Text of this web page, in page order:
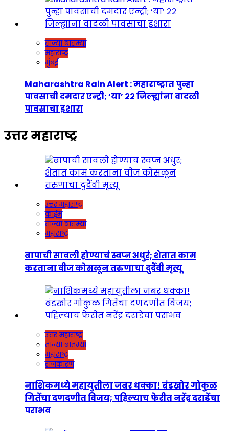
ताज्या बातम्या
महाराष्ट्र
मुंबई
Maharashtra Rain Alert : महाराष्ट्रात पुन्हा
पावसाची दमदार एन्ट्री; ‘या’ २२ जिल्ह्यांना वादळी
पावसाचा इशारा
उत्तर महाराष्ट्र
उत्तर महाराष्ट्र
क्राईम
ताज्या बातम्या
महाराष्ट्र
बापाची सावली होण्याचं स्वप्न अधुरं; शेतात काम
करताना वीज कोसळून तरुणाचा दुर्दैवी मृत्यू
उत्तर महाराष्ट्र
ताज्या बातम्या
महाराष्ट्र
राजकारण
नाशिकमध्ये महायुतीला जबर धक्का! बंडखोर गोकुळ
गितेंचा दणदणीत विजय; पहिल्याच फेरीत नरेंद्र दराडेंचा
पराभव